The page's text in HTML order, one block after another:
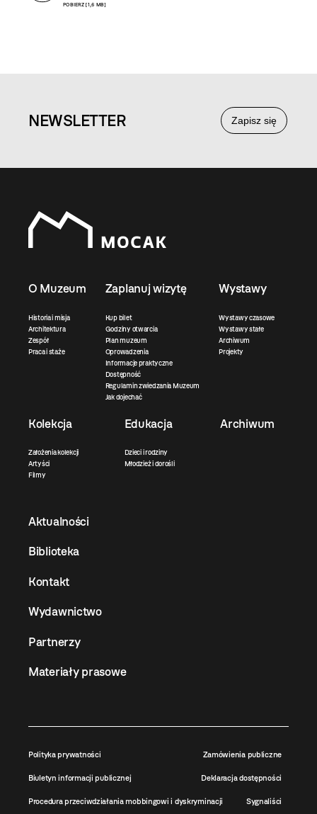
POBIERZ [1,6 MB]
Zapisz się
NEWSLETTER
O Muzeum
Historia i misja
Architektura
Zespół
Praca i staże
Zaplanuj wizytę
Kup bilet
Godziny otwarcia
Plan muzeum
Oprowadzenia
Informacje praktyczne
Dostępność
Regulamin zwiedzania Muzeum
Jak dojechać
Wystawy
Wystawy czasowe
Wystawy stałe
Archiwum
Projekty
Kolekcja
Założenia kolekcji
Artyści
Filmy
Edukacja
Dzieci i rodziny
Młodzież i dorośli
Archiwum
Aktualności
Biblioteka
Kontakt
Wydawnictwo
Partnerzy
Materiały prasowe
Polityka prywatności Zamówienia publiczne
Biuletyn informacji publicznej Deklaracja dostępności
Procedura przeciwdziałania mobbingowi i dyskryminacji Sygnaliści